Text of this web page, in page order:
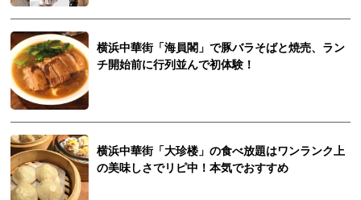
横浜中華街「海員閣」で豚バラそばと焼売、ラン
チ開始前に行列並んで初体験！
横浜中華街「大珍楼」の食べ放題はワンランク上
の美味しさでリピ中！本気でおすすめ